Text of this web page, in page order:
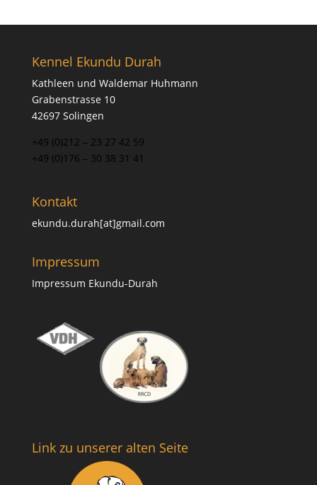
Kennel Ekundu Durah
Kathleen und Waldemar Huhmann
Grabenstrasse 10
42697 Solingen
+49 (0)212 – 23 27 42 59
+49 (0)176 – 30 38 31 41
Kontakt
ekundu.durah[at]gmail.com
Impressum
Impressum Ekundu-Durah
Link zu unserer alten Seite